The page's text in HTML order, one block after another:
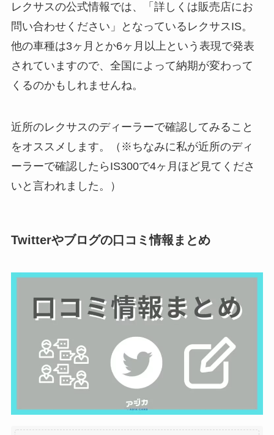
レクサスの公式情報では、「詳しくは販売店にお
問い合わせください」となっているレクサスIS。
他の車種は3ヶ月とか6ヶ月以上という表現で発表
されていますので、全国によって納期が変わって
くるのかもしれませんね。
近所のレクサスのディーラーで確認してみること
をオススメします。（※ちなみに私が近所のディ
ーラーで確認したらIS300で4ヶ月ほど見てくださ
いと言われました。）
Twitterやブログの口コミ情報まとめ